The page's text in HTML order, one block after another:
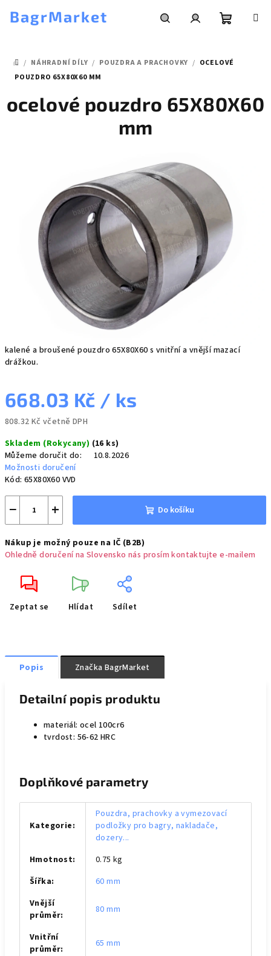
BagrMarket
DOMŮ
/ NÁHRADNÍ DÍLY / POUZDRA A PRACHOVKY / OCELOVÉ
POUZDRO 65X80X60 MM
kalené a broušené pouzdro 65X80X60 s vnitřní a vnější mazací
drážkou.
668.03 Kč / ks
808.32 Kč včetně DPH
cena:
Skladem (Rokycany) (16 ks)
Můžeme doručit do:
10.8.2026
Možnosti doručení
Kód: 65X80X60 VVD
+
− Do košíku
Nákup je možný pouze na IČ (B2B)
Ohledně doručení na Slovensko nás prosím kontaktujte e-mailem
Zeptat se Hlídat Sdílet
ocelové pouzdro 65X80X60
mm
Popis Značka BagrMarket
Detailní popis produktu
materiál: ocel 100cr6
tvrdost: 56-62 HRC
Doplňkové parametry
Kategorie:
Pouzdra, prachovky a vymezovací
podložky pro bagry, nakladače,
dozery...
Hmotnost:
0.75 kg
Šířka:
60 mm
Vnější
průměr: 80 mm
Vnitřní
průměr: 65 mm